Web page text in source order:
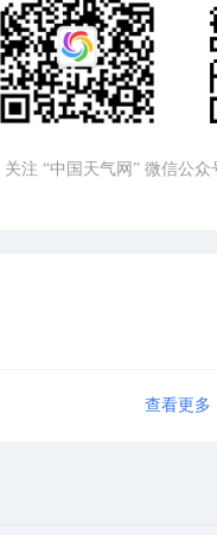
注 “中国天气网” 微信公众
查看更多